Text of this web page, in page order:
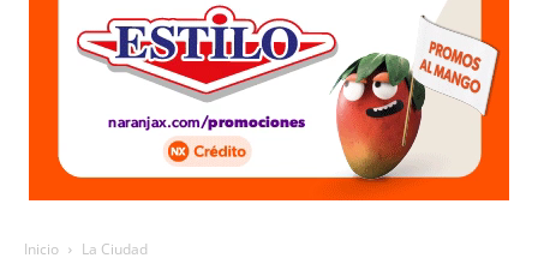
Inicio La Ciudad